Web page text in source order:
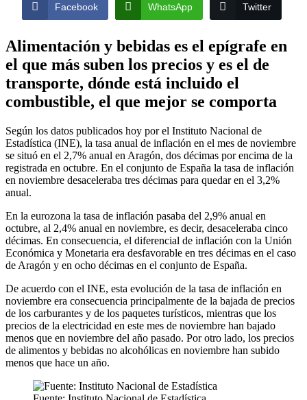
Facebook WhatsApp Twitter
Alimentación y bebidas es el epígrafe en
el que más suben los precios y es el de
transporte, dónde está incluido el
combustible, el que mejor se comporta
Según los datos publicados hoy por el Instituto Nacional de
Estadística (INE), la tasa anual de inflación en el mes de noviembre
se situó en el 2,7% anual en Aragón, dos décimas por encima de la
registrada en octubre. En el conjunto de España la tasa de inflación
en noviembre desaceleraba tres décimas para quedar en el 3,2%
anual.
En la eurozona la tasa de inflación pasaba del 2,9% anual en
octubre, al 2,4% anual en noviembre, es decir, desaceleraba cinco
décimas. En consecuencia, el diferencial de inflación con la Unión
Económica y Monetaria era desfavorable en tres décimas en el caso
de Aragón y en ocho décimas en el conjunto de España.
De acuerdo con el INE, esta evolución de la tasa de inflación en
noviembre era consecuencia principalmente de la bajada de precios
de los carburantes y de los paquetes turísticos, mientras que los
precios de la electricidad en este mes de noviembre han bajado
menos que en noviembre del año pasado. Por otro lado, los precios
de alimentos y bebidas no alcohólicas en noviembre han subido
menos que hace un año.